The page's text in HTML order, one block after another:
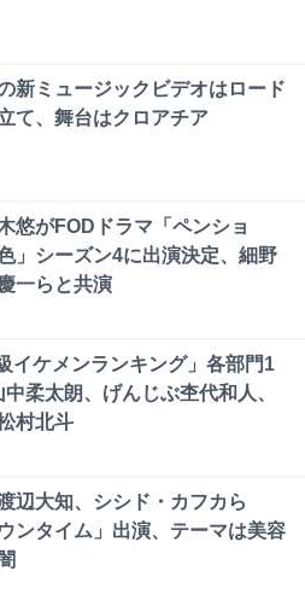
新ミュージックビデオはロード
て、舞台はクロアチア
悠がFODドラマ「ペンショ
」シーズン4に出演決定、細野
一らと共演
イケメンランキング」各部門1
柔太朗、げんじぶ杢代和人、
村北斗
辺大知、シシド・カフカら
ンタイム」出演、テーマは美容